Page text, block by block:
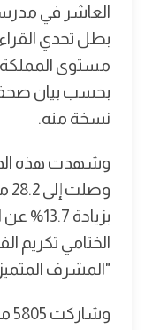
العاشر في
بطل تحدي
مستوى المملكة
بحسب بيان
نسخة منه.
وشهدت هذه
بزيادة
الختامي تكريم
"المشرف